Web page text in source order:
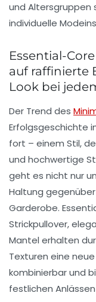
und Altersgruppen
individuelle
Essential-
auf raffinierte
Look bei
Der Trend des
Erfolgsgeschichte
fort – einem Stil,
und hochwertige
geht es nicht nur
Haltung
Garderobe.
Strickpullover,
Mantel erhalten
Texturen eine
kombinierbar und
festlichen